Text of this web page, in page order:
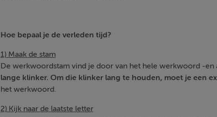
Hoe bepaal je de verleden tijd?
1) Maak de stam
De werkwoordstam vind je door van het hele werkwoord -en
lange klinker. Om die klinker lang te houden, moet je een
het werkwoord.
2) Kijk naar de laatste letter